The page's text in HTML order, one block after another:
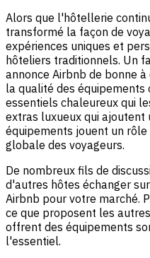
Alors que l'hôtellerie
transformé la façon de
expériences uniques et
hôteliers traditionnels. Un
annonce Airbnb de bonne
la qualité des équipements
essentiels chaleureux qui
extras luxueux qui ajoutent
équipements jouent un
globale des voyageurs.
De nombreux fils de
d'autres hôtes échanger
Airbnb pour votre marché.
ce que proposent les
offrent des équipements
l'essentiel.